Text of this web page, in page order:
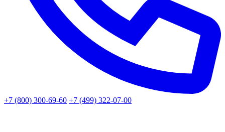
+7 (800) 300-69-60 +7 (499) 322-07-00